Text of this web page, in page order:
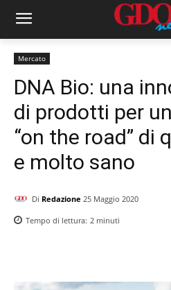
Mercato
DNA Bio: una
di prodotti per
“on the road” di
e molto sano
Di Redazione 25 Maggio 2020
Tempo di lettura: 2 minuti